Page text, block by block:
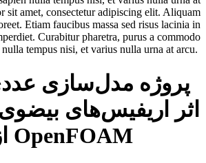
sit amet, consectetur adipiscing elit. Aliquam
Etiam faucibus massa sed risus lacinia in
Curabitur pharetra, purus a commodo
tempus nisi, et varius nulla urna at arcu.
پروژه مدل‌سازی
اثر اریفیس‌های بیضوی
از نرم افزار OpenFOAM